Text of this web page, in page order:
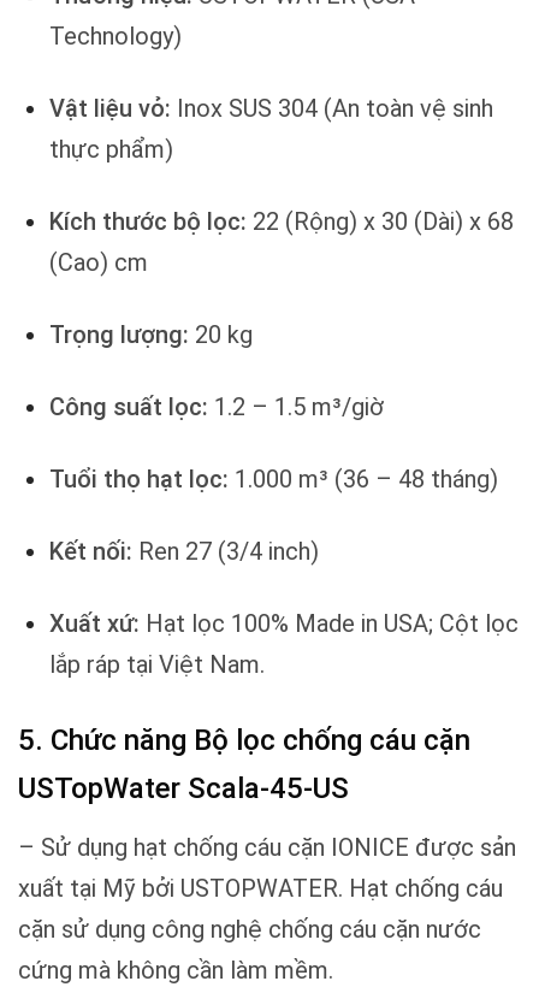
Technology)
Vật liệu vỏ: Inox SUS 304 (An toàn vệ sinh
thực phẩm)
Kích thước bộ lọc: 22 (Rộng) x 30 (Dài) x 68
(Cao) cm
Trọng lượng: 20 kg
Công suất lọc: 1.2 – 1.5 m³/giờ
Tuổi thọ hạt lọc: 1.000 m³ (36 – 48 tháng)
Kết nối: Ren 27 (3/4 inch)
Xuất xứ: Hạt lọc 100% Made in USA; Cột lọc
lắp ráp tại Việt Nam.
5. Chức năng Bộ lọc chống cáu cặn
USTopWater Scala-45-US
– Sử dụng hạt chống cáu cặn IONICE được sản
xuất tại Mỹ bởi USTOPWATER. Hạt chống cáu
cặn sử dụng công nghệ chống cáu cặn nước
cứng mà không cần làm mềm.